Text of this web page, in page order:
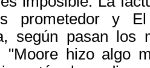
prometedor y
según pasan los
"Moore hizo algo